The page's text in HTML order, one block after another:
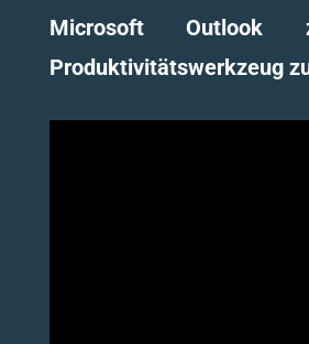
Microsoft Outlook
Produktivitätswerkzeug